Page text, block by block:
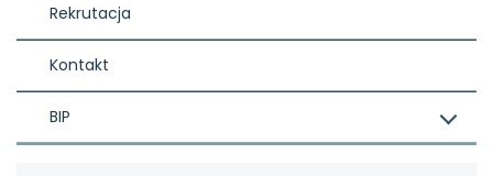
Rekrutacja
Kontakt
BIP